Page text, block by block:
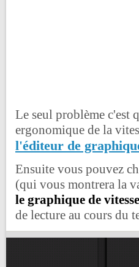
Le seul problème c'est
ergonomique de la
l'éditeur de
Ensuite vous pouvez
(qui vous montrera la
le graphique de vitesse
de lecture au cours du